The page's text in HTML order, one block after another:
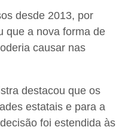
desde 2013, por
que a nova forma de
causar nas
destacou que os
estatais e para a
foi estendida às